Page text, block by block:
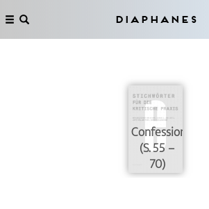
Diaphanes
Confession
(S. 55 –
70)